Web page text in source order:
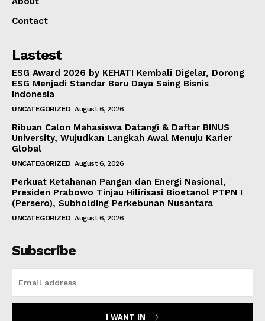
Contact
Lastest
ESG Award 2026 by KEHATI Kembali Digelar, Dorong
ESG Menjadi Standar Baru Daya Saing Bisnis
Indonesia
UNCATEGORIZED August 6, 2026
Ribuan Calon Mahasiswa Datangi & Daftar BINUS
University, Wujudkan Langkah Awal Menuju Karier
Global
UNCATEGORIZED August 6, 2026
Perkuat Ketahanan Pangan dan Energi Nasional,
Presiden Prabowo Tinjau Hilirisasi Bioetanol PTPN I
(Persero), Subholding Perkebunan Nusantara
UNCATEGORIZED August 6, 2026
Subscribe
I WANT IN